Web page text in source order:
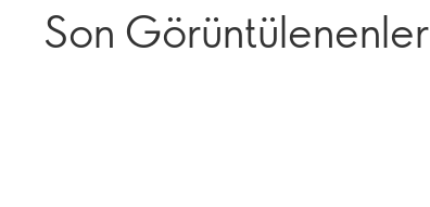
Son Görüntülenenler